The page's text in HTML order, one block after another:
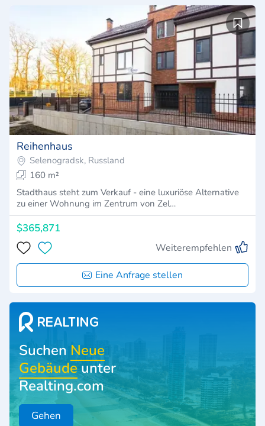
Reihenhaus
Selenogradsk, Russland
160 m²
Stadthaus steht zum Verkauf - eine luxuriöse Alternative
zu einer Wohnung im Zentrum von Zel…
$365,871
Weiterempfehlen
Eine Anfrage stellen
Suchen Neue
Gebäudeunter
Realting.com
Gehen